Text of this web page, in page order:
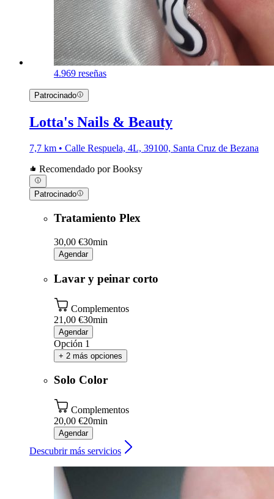
4.969 reseñas
Patrocinado
Lotta's Nails & Beauty
7,7 km • Calle Respuela, 4L, 39100, Santa Cruz de Bezana
Recomendado por Booksy
Patrocinado
Tratamiento Plex
30,00 €30min
Agendar
Lavar y peinar corto
Complementos
21,00 €30min
Agendar
Opción 1
+ 2 más opciones
Solo Color
Complementos
20,00 €20min
Agendar
Descubrir más servicios